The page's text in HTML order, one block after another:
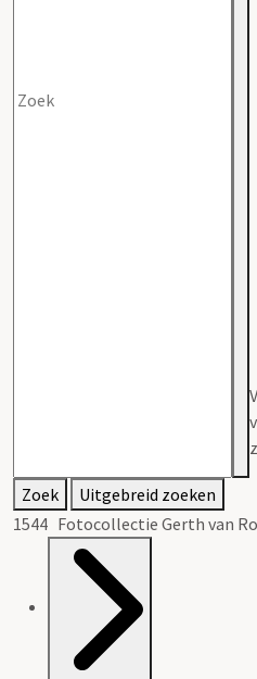
Zoek
Uitgebreid zoeken
1544 Fotocollectie Gerth van